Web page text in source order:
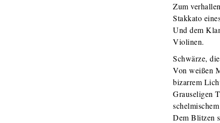
Zum
Stakkato
Und dem
Violinen.
Schwärze,
Von weißen
bizarrem
Grauseligen
Dem Blitzen